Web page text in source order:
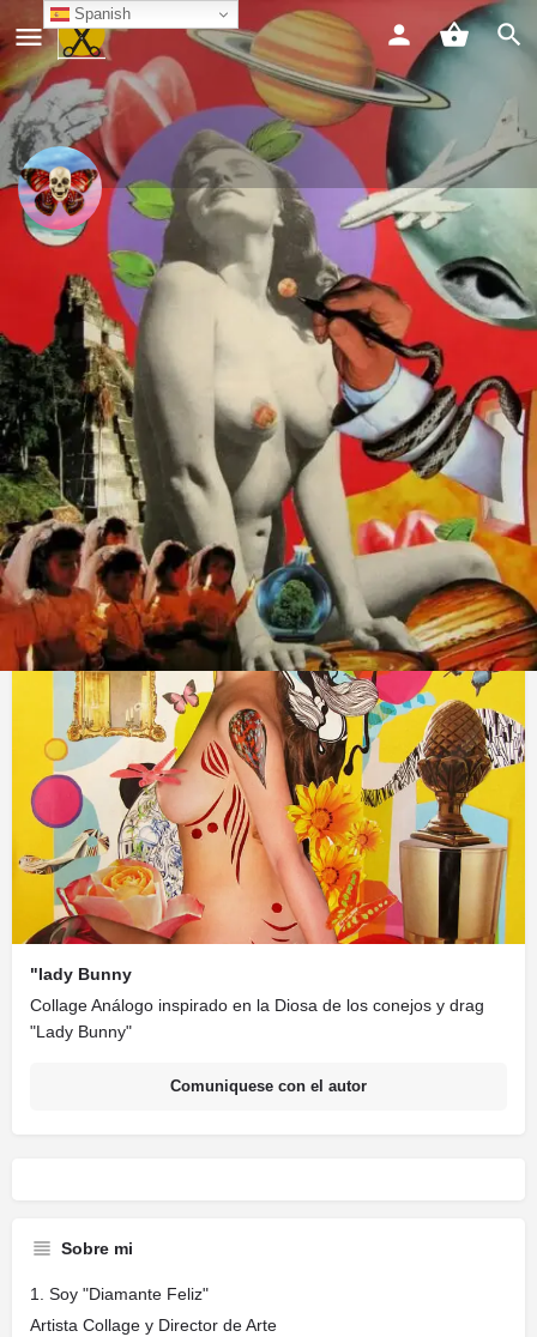
"Diamante Feliz"
Chat Compartir
Info Contacto
Compartir Guardar
Obras
"lady Bunny
Collage Análogo inspirado en la Diosa de los conejos y drag
"Lady Bunny"
Comuniquese con el autor
$30.000U$S
Sobre mi
Soy "Diamante Feliz"
Artista Collage y Director de Arte
Spanish